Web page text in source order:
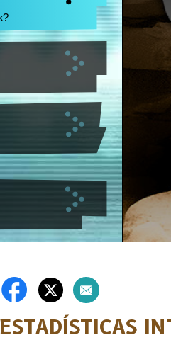
window.
ESTADÍSTICAS